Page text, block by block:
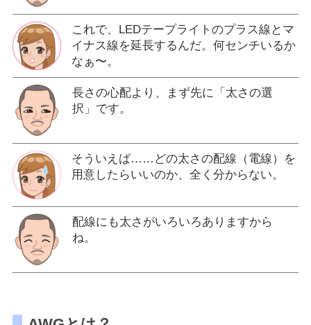
これで、LEDテープライトのプラス線とマ
イナス線を延長するんだ。何センチいるか
なぁ〜。
長さの心配より、まず先に「太さの選
択」です。
そういえば……どの太さの配線（電線）を
用意したらいいのか、全く分からない。
配線にも太さがいろいろありますから
ね。